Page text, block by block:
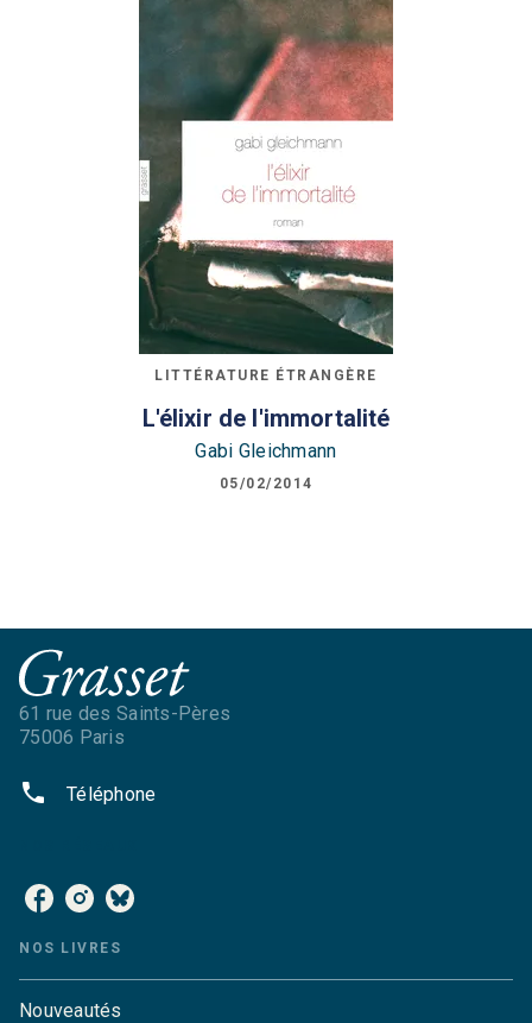
LITTÉRATURE ÉTRANGÈRE
L'élixir de l'immortalité
Gabi Gleichmann
05/02/2014
61 rue des Saints-Pères
75006 Paris
phone Téléphone
NOS LIVRES
Nouveautés